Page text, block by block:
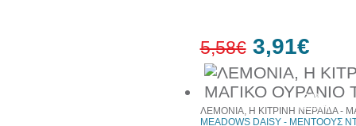
30%
έκπτωση
5,58€ 3,91€
ΛΕΜΟΝΙΑ, Η ΚΙΤΡΙΝΗ ΝΕΡΑΪΔΑ -
MEADOWS DAISY - ΜΕΝΤΟΟΥΣ